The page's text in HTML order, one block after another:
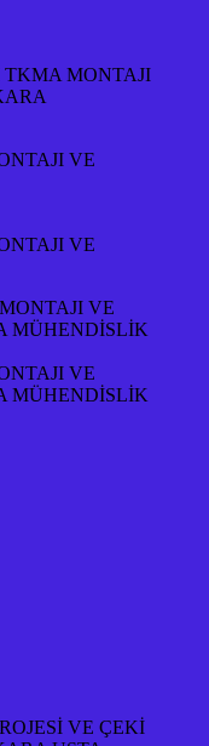
MONTAJI
VE
VE
VE
MÜHENDİSLİK
VE ÇEKİ